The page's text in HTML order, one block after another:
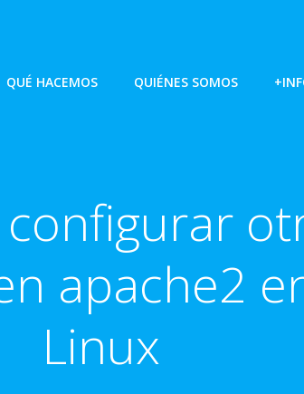
QUÉ HACEMOS QUIÉNES SOMOS
apache2
Linux